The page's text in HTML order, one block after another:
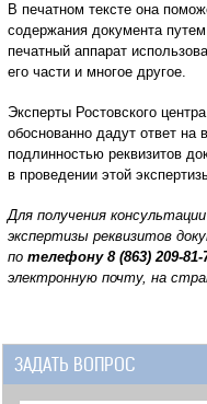
В печатном тексте она
содержания документа
печатный аппарат
его части и многое другое.
Эксперты Ростовского
обоснованно дадут ответ на
подлинностью реквизитов
в проведении этой
Для получения
экспертизы реквизитов
по телефону 8 (863) 209-81-
электронную почту, на
ЗАДАТЬ ВОПРОС